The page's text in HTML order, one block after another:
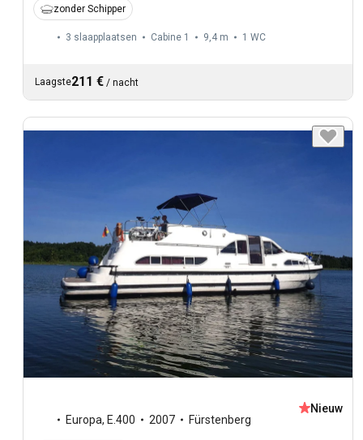
zonder Schipper
3 slaapplaatsen Cabine 1 9,4 m 1 WC
Laagste211 € / nacht
Europa, E.400 2007 Fürstenberg
Nieuw